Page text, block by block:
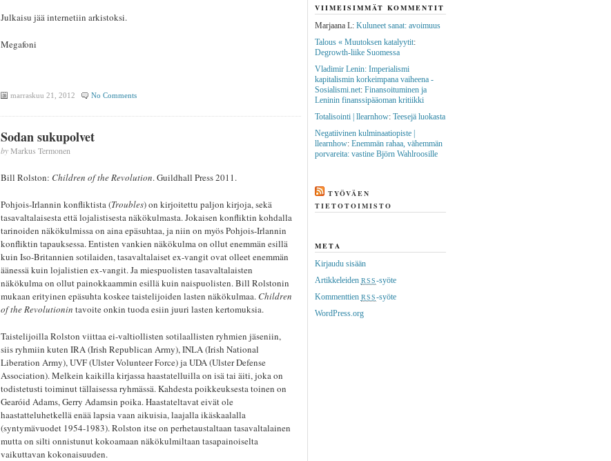
Julkaisu jää internetiin arkistoksi.
Megafoni
marraskuu 21, 2012 No Comments
Sodan sukupolvet
byMarkus Termonen
Bill Rolston: Children of the Revolution. Guildhall Press 2011.
Pohjois-Irlannin konfliktista (Troubles) on kirjoitettu paljon kirjoja, sekä
tasavaltalaisesta että lojalistisesta näkökulmasta. Jokaisen konfliktin kohdalla
tarinoiden näkökulmissa on aina epäsuhtaa, ja niin on myös Pohjois-Irlannin
konfliktin tapauksessa. Entisten vankien näkökulma on ollut enemmän esillä
kuin Iso-Britannien sotilaiden, tasavaltalaiset ex-vangit ovat olleet enemmän
äänessä kuin lojalistien ex-vangit. Ja miespuolisten tasavaltalaisten
näkökulma on ollut painokkaammin esillä kuin naispuolisten. Bill Rolstonin
mukaan erityinen epäsuhta koskee taistelijoiden lasten näkökulmaa. Children
of the Revolutionin tavoite onkin tuoda esiin juuri lasten kertomuksia.
Taistelijoilla Rolston viittaa ei-valtiollisten sotilaallisten ryhmien jäseniin,
siis ryhmiin kuten IRA (Irish Republican Army), INLA (Irish National
Liberation Army), UVF (Ulster Volunteer Force) ja UDA (Ulster Defense
Association). Melkein kaikilla kirjassa haastatelluilla on isä tai äiti, joka on
todistetusti toiminut tällaisessa ryhmässä. Kahdesta poikkeuksesta toinen on
Gearóid Adams, Gerry Adamsin poika. Haastateltavat eivät ole
haastatteluhetkellä enää lapsia vaan aikuisia, laajalla ikäskaalalla
(syntymävuodet 1954-1983). Rolston itse on perhetaustaltaan tasavaltalainen
mutta on silti onnistunut kokoamaan näkökulmiltaan tasapainoiselta
vaikuttavan kokonaisuuden.
VIIMEISIMMÄT KOMMENTIT
Marjaana L: Kuluneet sanat: avoimuus
Talous « Muutoksen katalyytit:
Degrowth-liike Suomessa
Vladimir Lenin: Imperialismi
kapitalismin korkeimpana vaiheena -
Sosialismi.net: Finansoituminen ja
Leninin finanssipääoman kritiikki
Totalisointi | llearnhow: Teesejä luokasta
Negatiivinen kulminaatiopiste |
llearnhow: Enemmän rahaa, vähemmän
porvareita: vastine Björn Wahlroosille
TYÖVÄEN
TIETOTOIMISTO
META
Kirjaudu sisään
Artikkeleiden RSS-syöte
Kommenttien RSS-syöte
WordPress.org